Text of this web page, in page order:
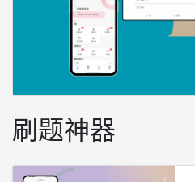
刷题神器